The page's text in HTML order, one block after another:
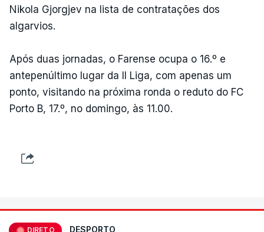
Nikola Gjorgjev na lista de contratações dos
algarvios.
Após duas jornadas, o Farense ocupa o 16.º e
antepenúltimo lugar da II Liga, com apenas um
ponto, visitando na próxima ronda o reduto do FC
Porto B, 17.º, no domingo, às 11.00.
DIRETO DESPORTO